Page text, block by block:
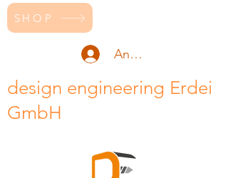
SHOP
Anmelden
design engineering Erdei
GmbH